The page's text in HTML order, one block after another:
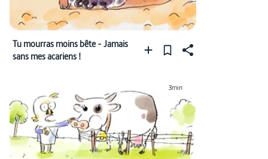
Tu mourras moins bête - Jamais
sans mes acariens !
3min